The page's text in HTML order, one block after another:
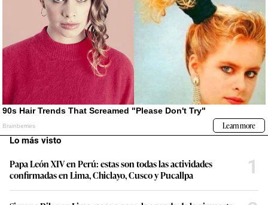
Lo más visto
Papa León XIV en Perú: estas son todas las actividades
confirmadas en Lima, Chiclayo, Cusco y Pucallpa
1